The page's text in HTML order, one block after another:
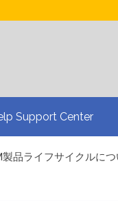
Support Center
品ライフサイクルにつ
手のBinatedとのイン